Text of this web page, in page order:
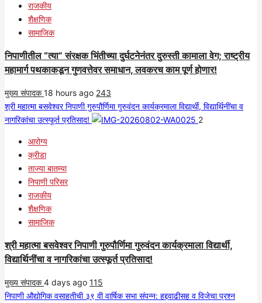
राजकीय
शैक्षणिक
सामाजिक
निपाणीतील “त्या” संरक्षक भिंतीच्या दुर्घटनेनंतर दुरुस्ती कामाला वेग; राष्ट्रीय
महामार्ग पथकाकडून गुणवत्तेवर समाधान, लवकरच काम पूर्ण होणार!
मुख्य संपादक18 hours ago 243
श्री महात्मा बसवेश्वर निपाणी गुरुपौर्णिमा गुरुवंदन कार्यक्रमाला विद्यार्थी, विद्यार्थिनींचा व
नागरिकांचा उत्स्फूर्त प्रतिसाद!
2
आरोग्य
क्रीडा
ताज्या बातम्या
निपाणी परिसर
राजकीय
शैक्षणिक
सामाजिक
श्री महात्मा बसवेश्वर निपाणी गुरुपौर्णिमा गुरुवंदन कार्यक्रमाला विद्यार्थी,
विद्यार्थिनींचा व नागरिकांचा उत्स्फूर्त प्रतिसाद!
मुख्य संपादक4 days ago 115
निपाणी औद्योगिक वसाहतीची ३९ वी वार्षिक सभा संपन्न: हद्दवाढीसह व विजेचा प्रश्न